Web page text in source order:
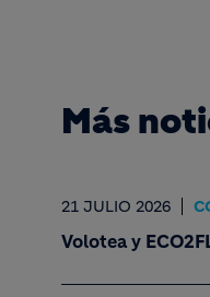
Más
21 JULIO 2026
Volotea y